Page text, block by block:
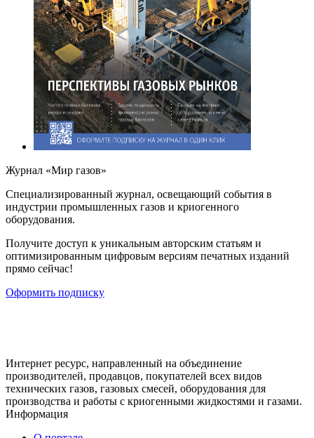
Журнал «Мир газов»
Cпециализированный журнал, освещающий события в
индустрии промышленных газов и криогенного
оборудования.
Получите доступ к уникальным авторским статьям и
оптимизированным цифровым версиям печатных изданий
прямо сейчас!
Оформить подписку
Интернет ресурс, направленный на объединение
производителей, продавцов, покупателей всех видов
технических газов, газовых смесей, оборудования для
производства и работы с криогенными жидкостями и газами.
Информация